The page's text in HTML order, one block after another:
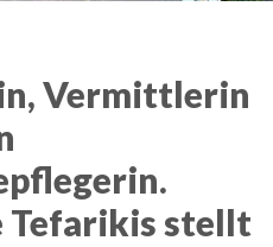
Vermittlerin
Tefarikis stellt